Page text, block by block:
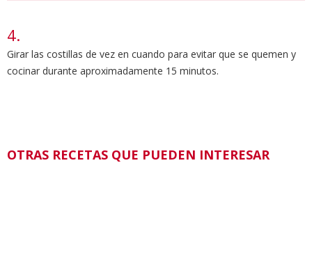
Girar las costillas de vez en cuando para evitar que se quemen y
cocinar durante aproximadamente 15 minutos.
OTRAS RECETAS QUE PUEDEN INTERESAR